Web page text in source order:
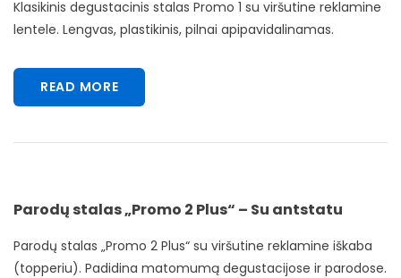
Klasikinis degustacinis stalas Promo 1 su viršutine reklamine
lentele. Lengvas, plastikinis, pilnai apipavidalinamas.
READ MORE
Parodų stalas „Promo 2 Plus“ – Su antstatu
Parodų stalas „Promo 2 Plus“ su viršutine reklamine iškaba
(topperiu). Padidina matomumą degustacijose ir parodose.